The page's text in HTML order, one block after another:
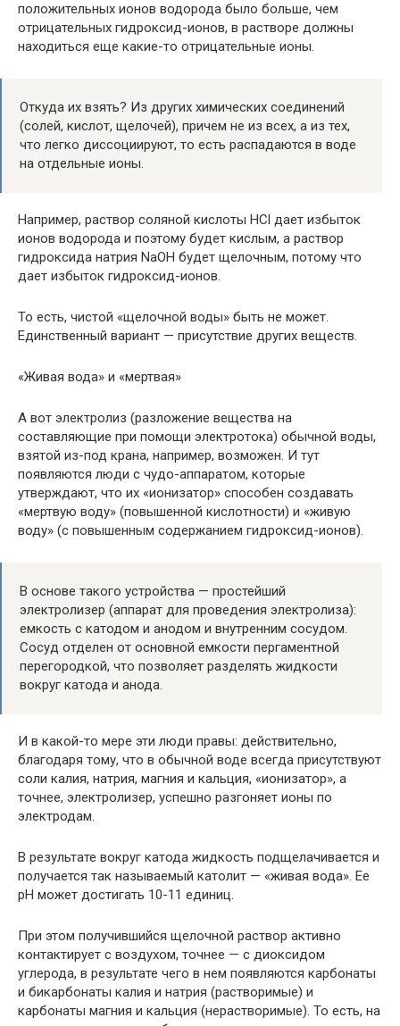
положительных ионов водорода было больше, чем
отрицательных гидроксид-ионов, в растворе должны
находиться еще какие-то отрицательные ионы.
Откуда их взять? Из других химических соединений
(солей, кислот, щелочей), причем не из всех, а из тех,
что легко диссоциируют, то есть распадаются в воде
на отдельные ионы.
Например, раствор соляной кислоты HCl дает избыток
ионов водорода и поэтому будет кислым, а раствор
гидроксида натрия NaOH будет щелочным, потому что
дает избыток гидроксид-ионов.
То есть, чистой «щелочной воды» быть не может.
Единственный вариант — присутствие других веществ.
«Живая вода» и «мертвая»
А вот электролиз (разложение вещества на
составляющие при помощи электротока) обычной воды,
взятой из-под крана, например, возможен. И тут
появляются люди с чудо-аппаратом, которые
утверждают, что их «ионизатор» способен создавать
«мертвую воду» (повышенной кислотности) и «живую
воду» (с повышенным содержанием гидроксид-ионов).
В основе такого устройства — простейший
электролизер (аппарат для проведения электролиза):
емкость с катодом и анодом и внутренним сосудом.
Сосуд отделен от основной емкости пергаментной
перегородкой, что позволяет разделять жидкости
вокруг катода и анода.
И в какой-то мере эти люди правы: действительно,
благодаря тому, что в обычной воде всегда присутствуют
соли калия, натрия, магния и кальция, «ионизатор», а
точнее, электролизер, успешно разгоняет ионы по
электродам.
В результате вокруг катода жидкость подщелачивается и
получается так называемый католит — «живая вода». Ее
рН может достигать 10-11 единиц.
При этом получившийся щелочной раствор активно
контактирует с воздухом, точнее — с диоксидом
углерода, в результате чего в нем появляются карбонаты
и бикарбонаты калия и натрия (растворимые) и
карбонаты магния и кальция (нерастворимые). То есть, на